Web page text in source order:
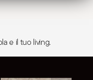
e il tuo living.